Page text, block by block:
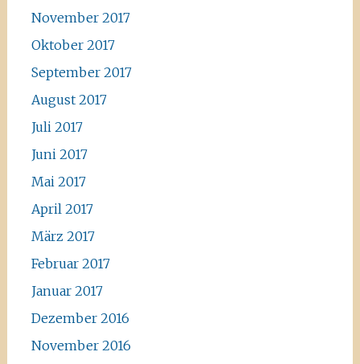
November 2017
Oktober 2017
September 2017
August 2017
Juli 2017
Juni 2017
Mai 2017
April 2017
März 2017
Februar 2017
Januar 2017
Dezember 2016
November 2016